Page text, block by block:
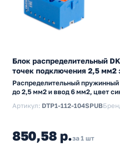
Блок распределительный
точек подключения 2,5 мм2
Распределительный
до 2,5 мм2 и ввод 6 мм2, цвет
Артикул: DTP1-112-104SPUB
850,58 р.за 1 шт